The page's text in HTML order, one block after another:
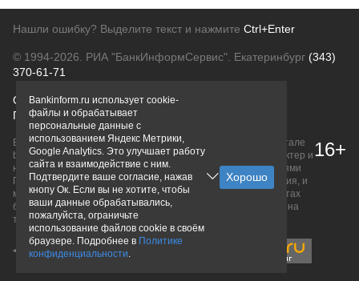
Нашли ошибку? Выделите текст и нажмите Ctrl+Enter
© 1994-2026. РИА "БанкИнформСервис". Екатеринбург (343)
370-61-71
О проектеПолитика конфиденциальности
Правовая информацияДля рекламодателей
Вся информация о продуктах банков, размещенная на портале
bankinform.ru, носит исключительно ознакомительный характер и
не является публичной офертой, определяемой положениями
ГК РФ. Информация не содержит точного и полного описания, и
может быть изменена. Конечные условия уточняйте на сайтах
банков или при личном обращении. Исключительное право на
товарные знаки принадлежит их правообладателям.
16+
Bankinform.ru использует cookie-
файлы и обрабатывает
персональные данные с
использованием Яндекс Метрики,
Google Analytics. Это улучшает работу
сайта и взаимодействие с ним.
Подтвердите ваше согласие, нажав
кнопу Ок. Если вы не хотите, чтобы
ваши данные обрабатывались,
пожалуйста, ограничьте
использование файлов cookie в своём
браузере. Подробнее в Политике
конфиденциальности.